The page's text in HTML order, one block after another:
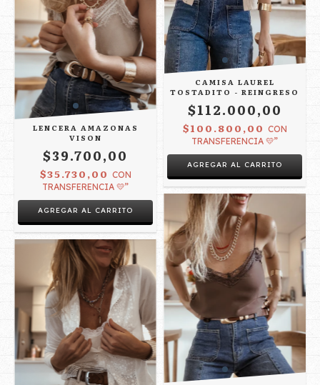
LENCERA AMAZONAS
VISON
$39.700,00
$35.730,00 CON
TRANSFERENCIA 💛”
AGREGAR AL CARRITO
CAMISA LAUREL
TOSTADITO - REINGRESO
$112.000,00
$100.800,00 CON
TRANSFERENCIA 💛”